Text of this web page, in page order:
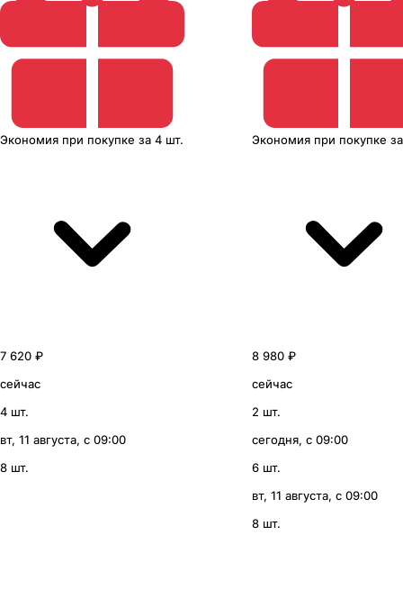
Экономия при покупке за 4 шт.
7 620 ₽
сейчас
4 шт.
вт, 11 августа, с 09:00
8 шт.
Экономия при покупке
8 980 ₽
сейчас
2 шт.
сегодня, с 09:00
6 шт.
вт, 11 августа, с 09:00
8 шт.